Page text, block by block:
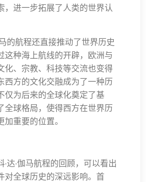
，进一步拓展了人类的世界认
的航程还直接推动了世界历史
这种海上航线的开辟，欧洲与
化、宗教、科技等交流也变得
西方的文化交融成为了一种历
仅为后来的全球化奠定了基
全球格局，使得西方在世界历
加重要的位置。
·达·伽马航程的回顾，可以看出
对全球历史的深远影响。首